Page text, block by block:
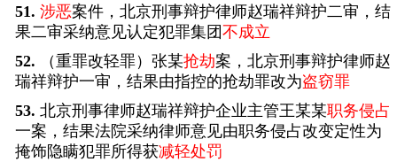
51. 涉恶案件，北京刑事辩护律师赵瑞祥辩护二审，结
果二审采纳意见认定犯罪集团不成立
52.
（重罪改轻罪）张某抢劫案，北京刑事辩护律师赵
瑞祥辩护一审，结果由指控的抢劫罪改为盗窃罪
53. 北京刑事律师赵瑞祥辩护企业主管王某某职务侵占
一案，结果法院采纳律师意见由职务侵占改变定性为
掩饰隐瞒犯罪所得获减轻处罚